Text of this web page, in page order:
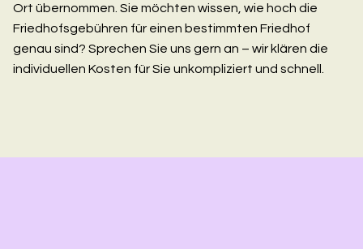
Ort übernommen. Sie möchten wissen, wie hoch die
Friedhofsgebühren für einen bestimmten Friedhof
genau sind? Sprechen Sie uns gern an – wir klären die
individuellen Kosten für Sie unkompliziert und schnell.